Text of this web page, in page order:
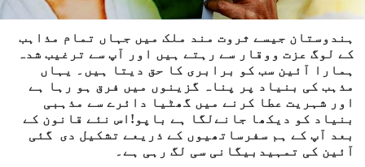
کے لوگ عزت ووقار سے رہتے ہیں اور آپ سے ترغیب شدہ
ہمارا آئین سب کو برابری کا حق دیتا ہیں۔ یہاں
مذہب کی بنیاد پر پناہ گزینوں میں فرق ہو رہا ہے
اور شہریت عطا کرنے میں گھٹیا دائرے سے مذہبی
بنیاد کو دیکھا جانےلگا ہے باپو!اس نئے قانون کے
بعد آپ کے ہم سفرساتھیوں کے ذریعے تشکیل دی گئی
آئین کی تمہیدبیگانی سی لگ رہی ہے۔